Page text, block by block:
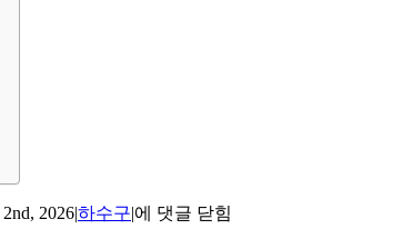
2026|하수구|내
에 댓글 닫힘